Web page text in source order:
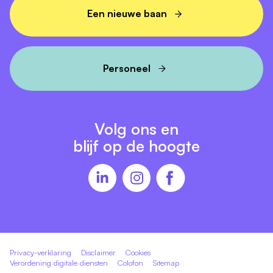
Een nieuwe baan
Personeel
Volg ons en
blijf op de hoogte
Privacy-verklaring Disclaimer
Cookies
Verordening digitale diensten
Colofon Sitemap